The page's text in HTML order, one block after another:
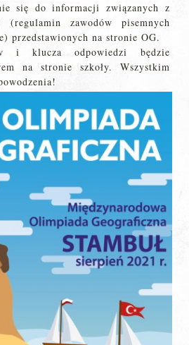
się do informacji związanych z
(regulamin zawodów pisemnych
przedstawionych na stronie OG.
i klucza odpowiedzi będzie
na stronie szkoły. Wszystkim